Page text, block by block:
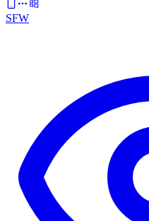
SFW